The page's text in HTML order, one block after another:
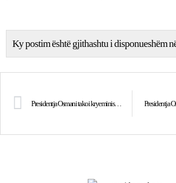
Ky postim është gjithashtu i disponueshëm
Presidentja Osmani takoi kryeministrin e Sllovenisë, Robert Golob